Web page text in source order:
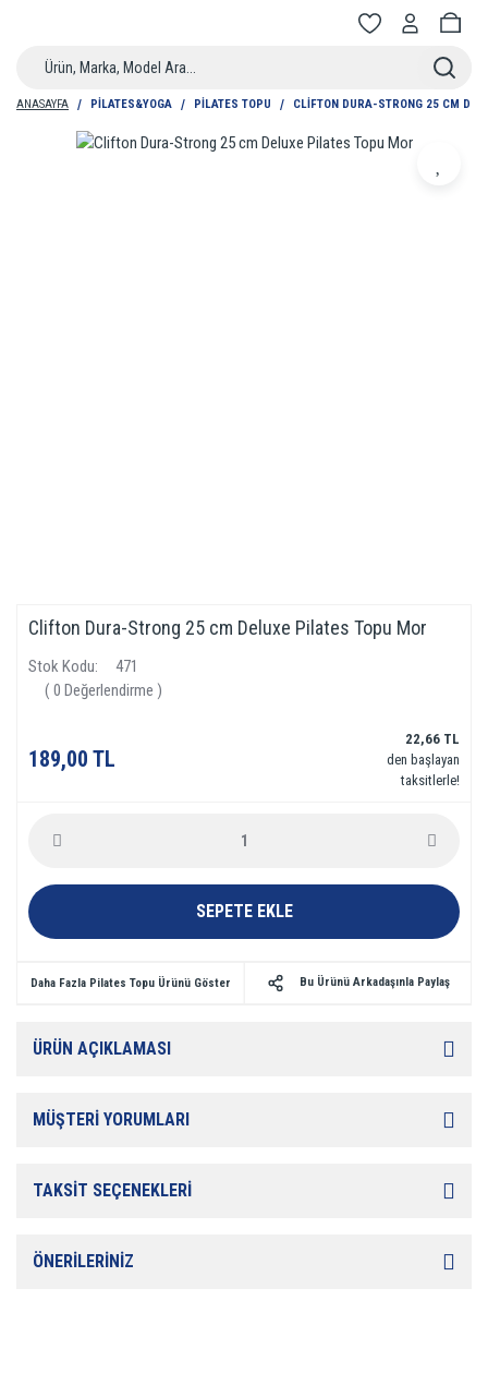
ANASAYFA PILATES&YOGA PILATES TOPU CLIFTON DURA-STRONG 25 CM
Clifton Dura-Strong 25 cm Deluxe Pilates Topu Mor
Stok Kodu
471
( 0 Değerlendirme )
189,00 TL
22,66 TL
den başlayan
taksitlerle!
SEPETE EKLE
Daha Fazla Pilates Topu Ürünü Göster Bu Ürünü Arkadaşınla Paylaş
ÜRÜN AÇIKLAMASI
MÜŞTERİ YORUMLARI
TAKSİT SEÇENEKLERİ
ÖNERİLERİNİZ